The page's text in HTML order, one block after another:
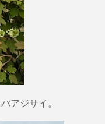
アジサイ。